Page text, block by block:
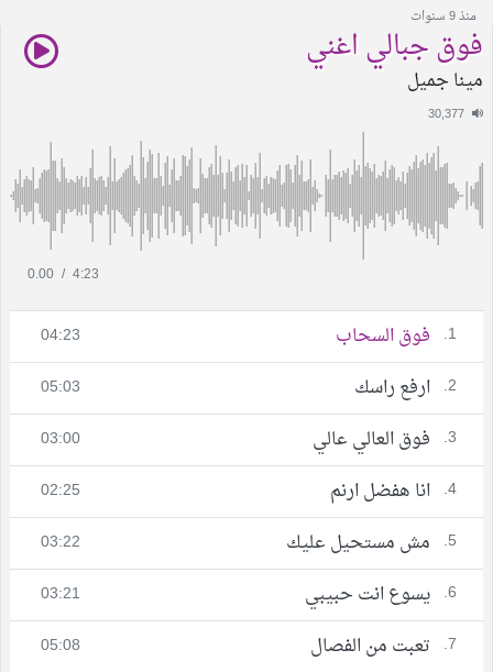
منذ 9 سنوات
فوق جبالي اغني
مينا جميل
0.00 / 4:23
1. فوق السحاب
04:23
2. ارفع راسك
05:03
3.
فوق العالي عالي
03:00
4. انا هفضل ارنم
02:25
5.
مش مستحيل عليك
03:22
6. يسوع انت حبيبي
03:21
7.
تعبت من الفصال 05:08